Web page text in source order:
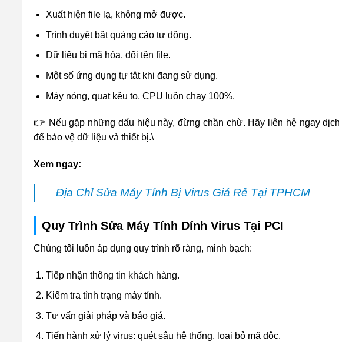
Xuất hiện file lạ, không mở được.
Trình duyệt bật quảng cáo tự động.
Dữ liệu bị mã hóa, đổi tên file.
Một số ứng dụng tự tắt khi đang sử dụng.
Máy nóng, quạt kêu to, CPU luôn chạy 100%.
👉 Nếu gặp những dấu hiệu này, đừng chần chừ. Hãy liên hệ ngay
để bảo vệ dữ liệu và thiết bị.\
Xem ngay:
Địa Chỉ Sửa Máy Tính Bị Virus Giá Rẻ Tại TPHCM
Quy Trình Sửa Máy Tính Dính Virus Tại PCI
Chúng tôi luôn áp dụng quy trình rõ ràng, minh bạch:
Tiếp nhận thông tin khách hàng.
Kiểm tra tình trạng máy tính.
Tư vấn giải pháp và báo giá.
Tiến hành xử lý virus: quét sâu hệ thống, loại bỏ mã độc.